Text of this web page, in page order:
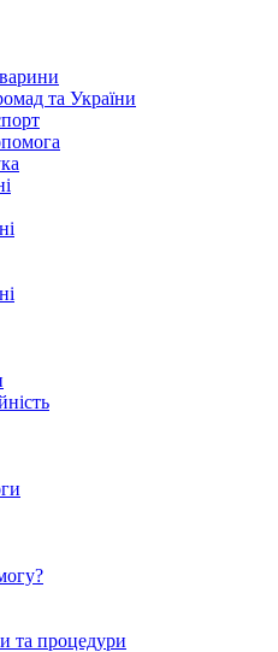
та України
та процедури